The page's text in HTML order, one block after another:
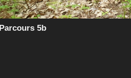
Parcours 5b